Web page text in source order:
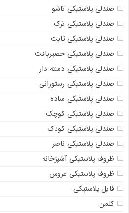
صندلی پلاستیکی تاشو
صندلی پلاستیکی ترک
صندلی پلاستیکی ثابت
صندلی پلاستیکی حصیربافت
صندلی پلاستیکی دسته دار
صندلی پلاستیکی رستورانی
صندلی پلاستیکی ساده
صندلی پلاستیکی کوچک
صندلی پلاستیکی کودک
صندلی پلاستیکی ناصر
ظروف پلاستیکی آشپزخانه
ظروف پلاستیکی عروس
فایل پلاستیکی
کلمن